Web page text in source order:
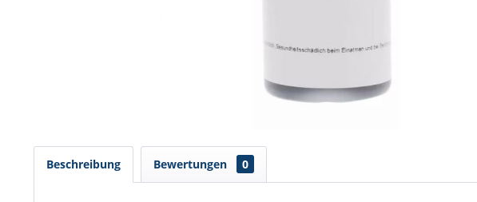
Beschreibung Bewertungen 0